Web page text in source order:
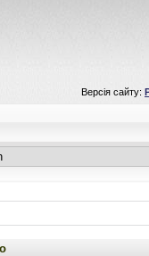
Версія сайту: